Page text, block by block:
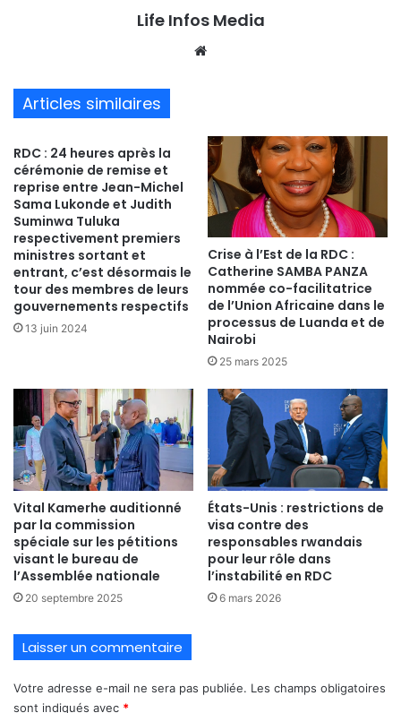
Life Infos Media
Articles similaires
RDC : 24 heures après la
cérémonie de remise et
reprise entre Jean-Michel
Sama Lukonde et Judith
Suminwa Tuluka
respectivement premiers
ministres sortant et
entrant, c’est désormais le
tour des membres de leurs
gouvernements respectifs
13 juin 2024
Crise à l’Est de la RDC :
Catherine SAMBA PANZA
nommée co-facilitatrice
de l’Union Africaine dans le
processus de Luanda et de
Nairobi
25 mars 2025
Vital Kamerhe auditionné
par la commission
spéciale sur les pétitions
visant le bureau de
l’Assemblée nationale
20 septembre 2025
États-Unis : restrictions de
visa contre des
responsables rwandais
pour leur rôle dans
l’instabilité en RDC
6 mars 2026
Laisser un commentaire
Votre adresse e-mail ne sera pas publiée. Les champs obligatoires
sont indiqués avec *